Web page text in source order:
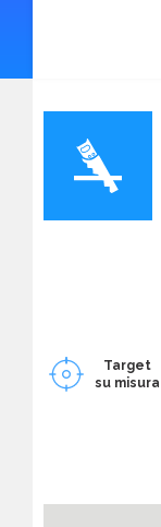
Target
su misura